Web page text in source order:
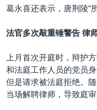
葛永喜还表示，唐荆陵“
法官多次敲重锤警告 律
上月首次开庭时，辩护
和法庭工作人员的党员
但是请求被法庭拒绝。
当场解聘律师，导致庭